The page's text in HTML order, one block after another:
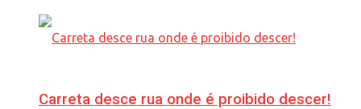
Carreta desce rua onde é proibido descer!